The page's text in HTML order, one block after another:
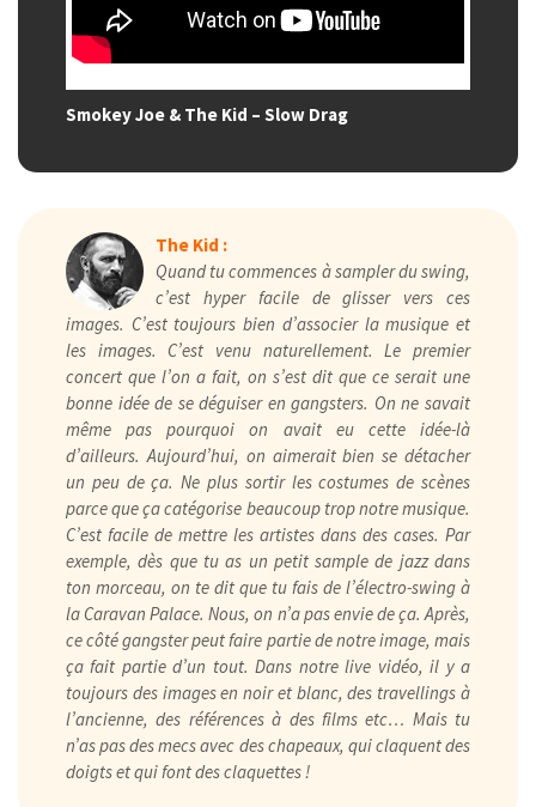
Smokey Joe & The Kid – Slow Drag
The Kid :
Quand tu commences à sampler du swing,
c’est hyper facile de glisser vers ces
images. C’est toujours bien d’associer la musique et
les images. C’est venu naturellement. Le premier
concert que l’on a fait, on s’est dit que ce serait une
bonne idée de se déguiser en gangsters. On ne savait
même pas pourquoi on avait eu cette idée-là
d’ailleurs. Aujourd’hui, on aimerait bien se détacher
un peu de ça. Ne plus sortir les costumes de scènes
parce que ça catégorise beaucoup trop notre musique.
C’est facile de mettre les artistes dans des cases. Par
exemple, dès que tu as un petit sample de jazz dans
ton morceau, on te dit que tu fais de l’électro-swing à
la Caravan Palace. Nous, on n’a pas envie de ça. Après,
ce côté gangster peut faire partie de notre image, mais
ça fait partie d’un tout. Dans notre live vidéo, il y a
toujours des images en noir et blanc, des travellings à
l’ancienne, des références à des films etc… Mais tu
n’as pas des mecs avec des chapeaux, qui claquent des
doigts et qui font des claquettes !